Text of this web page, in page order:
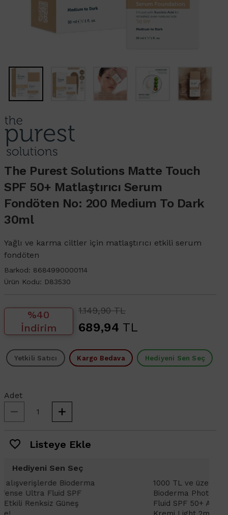
The Purest Solutions Matte Touch
SPF 50+ Matlaştırıcı Serum
Fondöten No: 200 Medium To Dark
30ml
Yağlı ve karma ciltler için matlaştırıcı etkili serum
fondöten
Barkod: 8684990000114
Ürün Kodu: D83530
%40
İndirim
1.149,90 TL
689,94 TL
Yetkili Satıcı Kargo Bedava Hediyeni Sen Seç
Adet
Listeye Ekle
Hediyeni Sen Seç
1000 TL ve üzeri alışverişlerinizde
Bioderma Photoderm XDefense Ultra
Fluid SPF 50+ Antioksidan Renkli Güneş